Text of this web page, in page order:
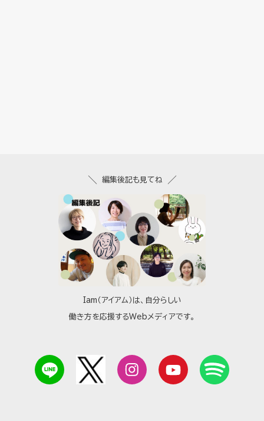
Iam（アイアム）は、自分らしい
働き方を応援するWebメディアです。
編集後記も見てね